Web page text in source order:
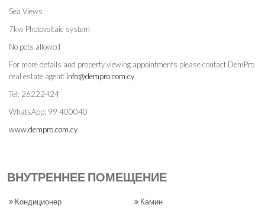
Sea Views
7kw Photovoltaic system
No pets allowed
For more details and property viewing appointments please contact DemPro
real estate agent: info@dempro.com.cy
Tel; 26222424
WhatsApp: 99 400040
www.dempro.com.cy
ВНУТРЕННЕЕ ПОМЕЩЕНИЕ
Кондиционер
Камин